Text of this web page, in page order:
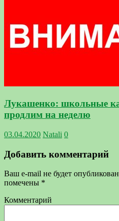
Лукашенко: школьные
продлим на неделю
03.04.2020 Natali 0
Добавить комментарий
Ваш e-mail не будет
помечены *
Комментарий